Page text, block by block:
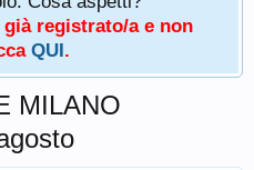
già registrato/a e non
QUI.
MILANO